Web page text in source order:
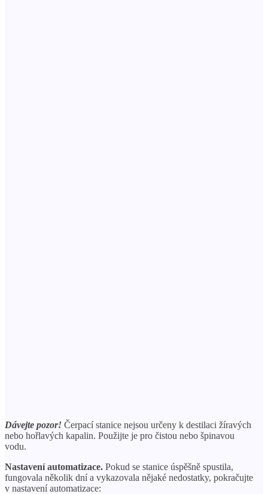
Dávejte pozor! Čerpací stanice nejsou určeny k destilaci žíravých
nebo hořlavých kapalin. Použijte je pro čistou nebo špinavou
vodu.
Nastavení automatizace. Pokud se stanice úspěšně spustila,
fungovala několik dní a vykazovala nějaké nedostatky, pokračujte
v nastavení automatizace: